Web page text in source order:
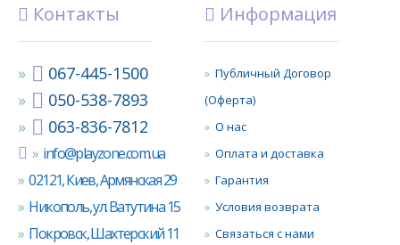
Контакты
067-445-1500
050-538-7893
063-836-7812
info@playzone.com.ua
02121, Киев, Армянская 29
Никополь, ул. Ватутина 15
Покровск, Шахтерский 11
Информация
Публичный Договор
(Оферта)
О нас
Оплата и доставка
Гарантия
Условия возврата
Связаться с нами